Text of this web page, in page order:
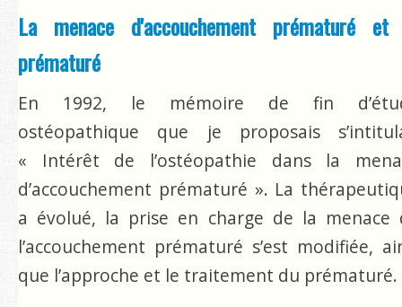
La menace d'accouchement prématuré
prématuré
En 1992, le mémoire de fin
ostéopathique que je proposais
« Intérêt de l’ostéopathie dans la
d’accouchement prématuré ». La
a évolué, la prise en charge de la menace
l’accouchement prématuré s’est modifiée,
que l’approche et le traitement du prématuré.